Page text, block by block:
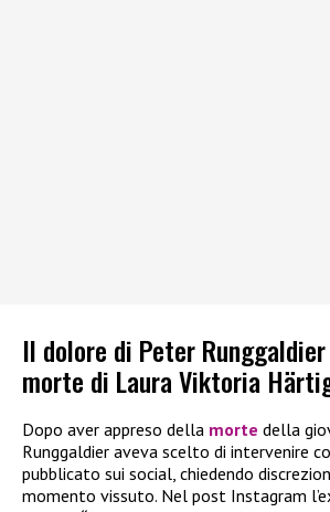
Il dolore di Peter
morte di Laura Viktoria
Dopo aver appreso della morte della
Runggaldier aveva scelto di intervenire
pubblicato sui social, chiedendo
momento vissuto. Nel post Instagram